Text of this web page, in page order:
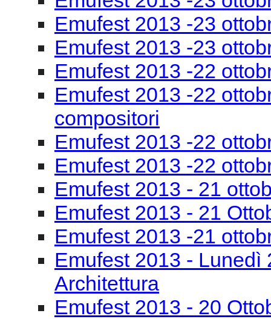
Emufest 2013 -23
Emufest 2013 -23
Emufest 2013 -22
Emufest 2013 -22
compositori
Emufest 2013 -22
Emufest 2013 -22
Emufest 2013 - 21
Emufest 2013 - 21
Emufest 2013 -21
Emufest 2013 - Lunedì
Architettura
Emufest 2013 - 20